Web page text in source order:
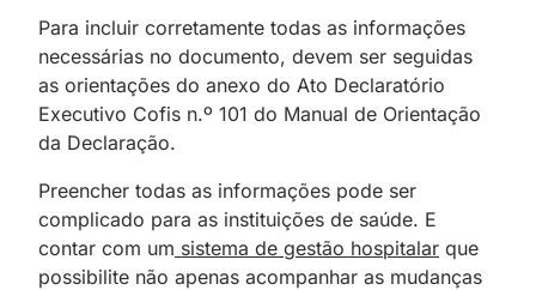
Para incluir corretamente todas as informações
necessárias no documento, devem ser seguidas
as orientações do anexo do Ato Declaratório
Executivo Cofis n.º 101 do Manual de Orientação
da Declaração.
Preencher todas as informações pode ser
complicado para as instituições de saúde. E
contar com um sistema de gestão hospitalar que
possibilite não apenas acompanhar as mudanças